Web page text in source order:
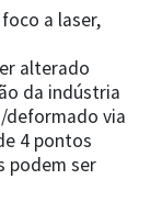
a laser,
alterado
da indústria
deformado via
4 pontos
podem ser